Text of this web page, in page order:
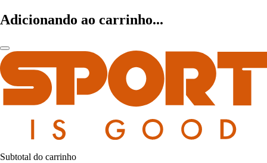
Adicionando ao carrinho...
Subtotal do carrinho